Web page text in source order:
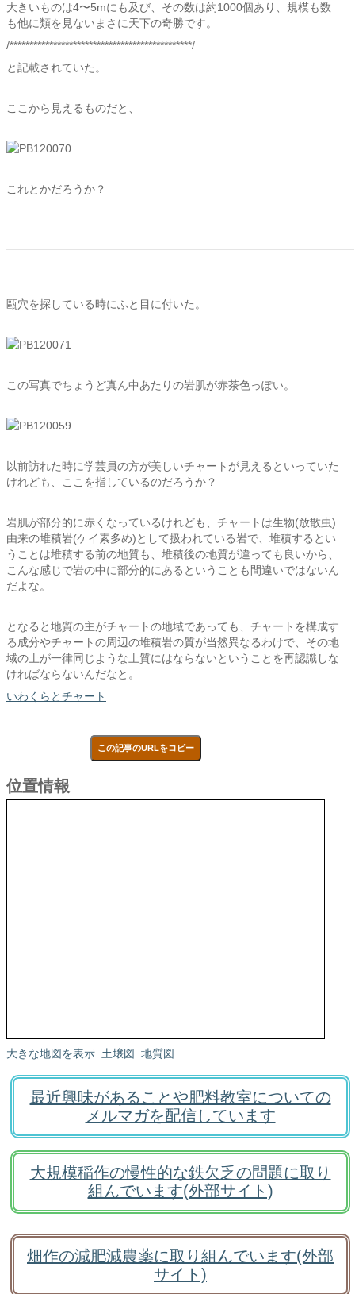
大きいものは4〜5mにも及び、その数は約1000個あり、規模も数
も他に類を見ないまさに天下の奇勝です。
/**********************************************/
と記載されていた。
ここから見えるものだと、
これとかだろうか？
甌穴を探している時にふと目に付いた。
この写真でちょうど真ん中あたりの岩肌が赤茶色っぽい。
以前訪れた時に学芸員の方が美しいチャートが見えるといっていた
けれども、ここを指しているのだろうか？
岩肌が部分的に赤くなっているけれども、チャートは生物(放散虫)
由来の堆積岩(ケイ素多め)として扱われている岩で、堆積するとい
うことは堆積する前の地質も、堆積後の地質が違っても良いから、
こんな感じで岩の中に部分的にあるということも間違いではないん
だよな。
となると地質の主がチャートの地域であっても、チャートを構成す
る成分やチャートの周辺の堆積岩の質が当然異なるわけで、その地
域の土が一律同じような土質にはならないということを再認識しな
ければならないんだなと。
いわくらとチャート
この記事のURLをコピー
位置情報
大きな地図を表示 土壌図 地質図
最近興味があることや肥料教室についての
メルマガを配信しています
大規模稲作の慢性的な鉄欠乏の問題に取り
組んでいます(外部サイト)
畑作の減肥減農薬に取り組んでいます(外部
サイト)